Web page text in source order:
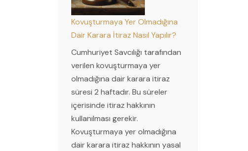
Kovuşturmaya Yer Olmadığına
Dair Karara İtiraz Nasıl Yapılır?
Cumhuriyet Savcılığı tarafından
verilen kovuşturmaya yer
olmadığına dair karara itiraz
süresi 2 haftadır. Bu süreler
içerisinde itiraz hakkının
kullanılması gerekir.
Kovuşturmaya yer olmadığına
dair karara itiraz hakkının yasal